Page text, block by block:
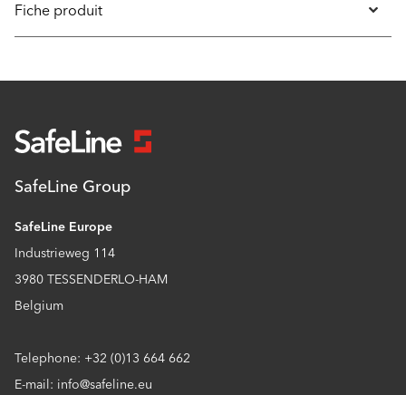
Fiche produit
SafeLine Group
SafeLine Europe
Industrieweg 114
3980 TESSENDERLO-HAM
Belgium
Telephone: +32 (0)13 664 662
E-mail: info@safeline.eu